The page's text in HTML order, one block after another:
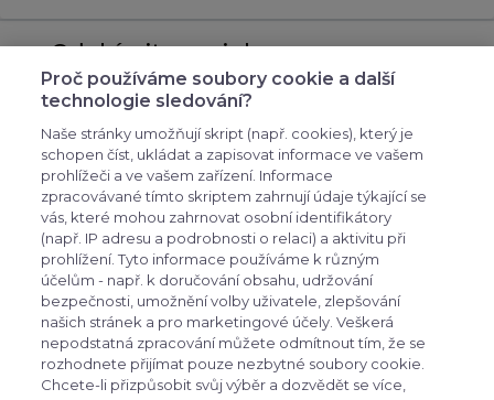
Odebírejte novinky
přihlašte se k odběru novinek, aby vám nic
neuniklo
Zákaznické menuexpand_more
Praktické odkazyexpand_more
Proč používáme soubory cookie a další
technologie sledování?
Naše stránky umožňují skript (např. cookies), který je
schopen číst, ukládat a zapisovat informace ve vašem
prohlížeči a ve vašem zařízení. Informace
zpracovávané tímto skriptem zahrnují údaje týkající se
vás, které mohou zahrnovat osobní identifikátory
(např. IP adresu a podrobnosti o relaci) a aktivitu při
prohlížení. Tyto informace používáme k různým
účelům - např. k doručování obsahu, udržování
bezpečnosti, umožnění volby uživatele, zlepšování
našich stránek a pro marketingové účely. Veškerá
nepodstatná zpracování můžete odmítnout tím, že se
rozhodnete přijímat pouze nezbytné soubory cookie.
Chcete-li přizpůsobit svůj výběr a dozvědět se více,